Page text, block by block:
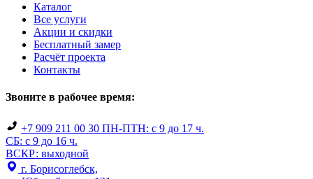
Каталог
Все услуги
Акции и скидки
Бесплатный замер
Расчёт проекта
Контакты
Звоните в рабочее время:
+7 909 211 00 30 ПН-ПТН: с 9 до 17 ч.
СБ: с 9 до 16 ч.
ВСКР: выходной
г. Борисоглебск,